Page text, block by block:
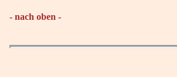
- nach oben -